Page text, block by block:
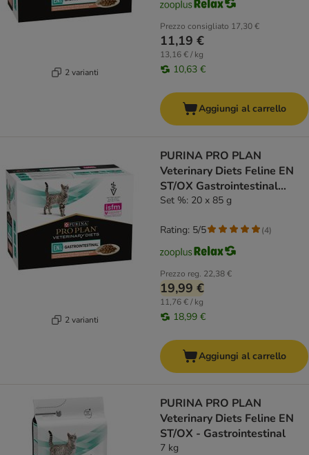
2 varianti
Prezzo consigliato 17,30 €
11,19 €
13,16 € / kg
10,63 €
Aggiungi al carrello
2 varianti
PURINA PRO PLAN
Veterinary Diets Feline EN
ST/OX Gastrointestinal
Salmone
Set %: 20 x 85 g
Prezzo reg. 22,38 €
19,99 €
11,76 € / kg
18,99 €
Rating: 5/5 (4)
Aggiungi al carrello
PURINA PRO PLAN
Veterinary Diets Feline EN
ST/OX - Gastrointestinal
7 kg